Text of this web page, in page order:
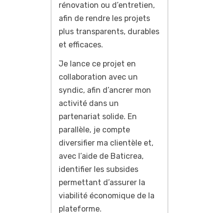
rénovation ou d’entretien,
afin de rendre les projets
plus transparents, durables
et efficaces.
Je lance ce projet en
collaboration avec un
syndic, afin d’ancrer mon
activité dans un
partenariat solide. En
parallèle, je compte
diversifier ma clientèle et,
avec l’aide de Baticrea,
identifier les subsides
permettant d’assurer la
viabilité économique de la
plateforme.